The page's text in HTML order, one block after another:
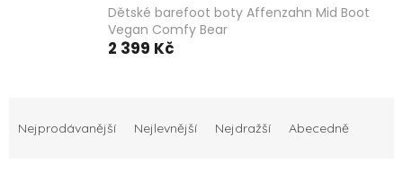
Dětské barefoot boty Affenzahn Mid Boot
Vegan Comfy Bear
2 399 Kč
aNejprodávanější Nejlevnější Nejdražší Abecedně